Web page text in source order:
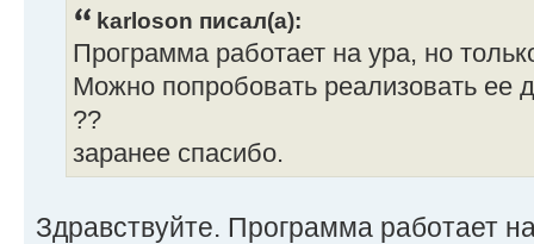
karloson писал(а):
Программа работает на ура, но
Можно попробовать реализовать ее
??
заранее спасибо.
Здравствуйте. Программа работает